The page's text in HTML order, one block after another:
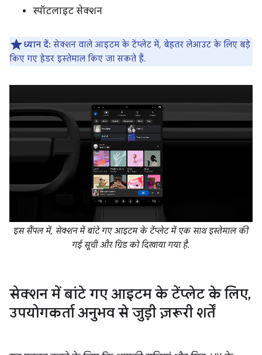
स्पॉटलाइट सेक्शन
ध्यान दें: सेक्शन वाले आइटम के टेंप्लेट में, बेहतर लेआउट के लिए बड़े
किए गए हेडर इस्तेमाल किए जा सकते हैं.
इस सैंपल में, सेक्शन में बांटे गए आइटम के टेंप्लेट में एक साथ इस्तेमाल की
गई सूची और ग्रिड को दिखाया गया है.
सेक्शन में बांटे गए आइटम के टेंप्लेट के लिए,
उपयोगकर्ता अनुभव से जुड़ी ज़रूरी शर्तें